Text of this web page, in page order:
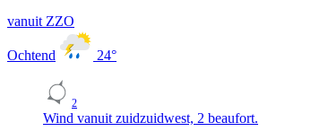
vanuit ZZO
Ochtend 24°
2
Wind vanuit zuidzuidwest, 2 beaufort.